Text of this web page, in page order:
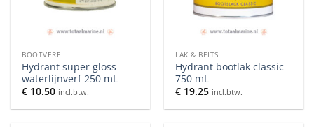
BOOTVERF
Hydrant super gloss
waterlijnverf 250 mL
€ 10.50 incl.btw.
LAK & BEITS
Hydrant bootlak classic
750 mL
€ 19.25 incl.btw.